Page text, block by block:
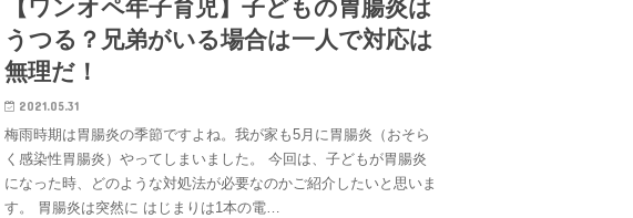
【ワンオペ年子育児】子どもの胃腸炎は
うつる？兄弟がいる場合は一人で対応は
無理だ！
2021.05.31
梅雨時期は胃腸炎の季節ですよね。我が家も5月に胃腸炎（おそら
く感染性胃腸炎）やってしまいました。 今回は、子どもが胃腸炎
になった時、どのような対処法が必要なのかご紹介したいと思いま
す。 胃腸炎は突然に はじまりは1本の電…